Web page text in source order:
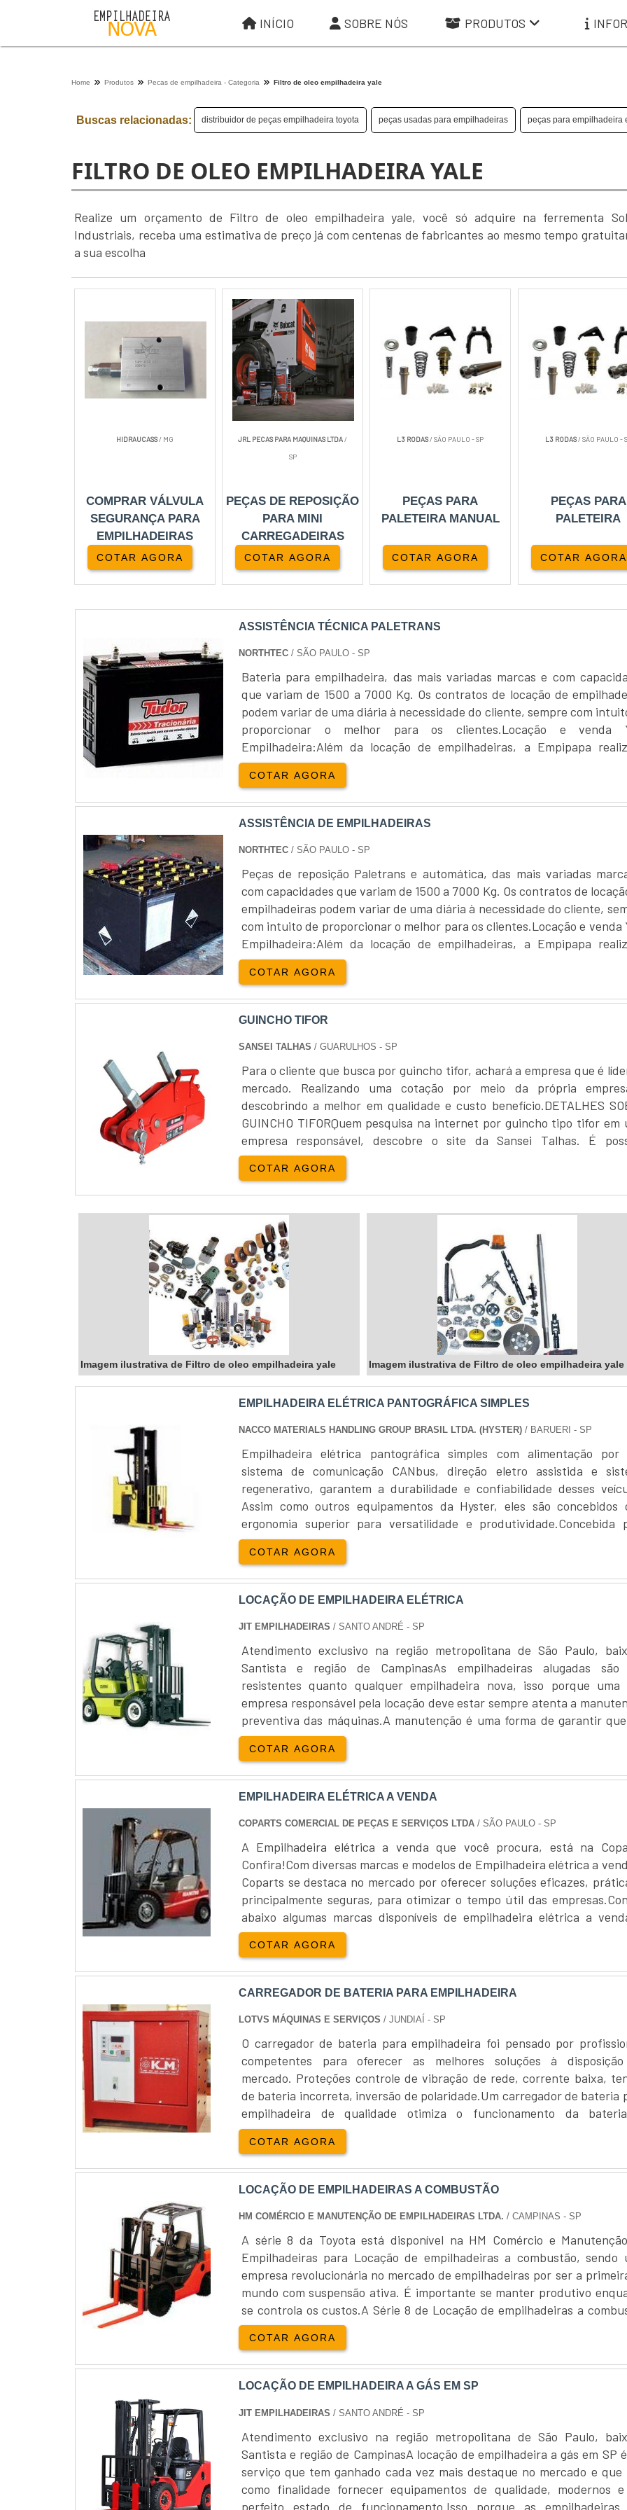
INÍCIO SOBRE NÓS PRODUTOS
Home Produtos Pecas de empilhadeira - Categoria Filtro de oleo empilhadeira yale
Buscas relacionadas: distribuidor de peças empilhadeira toyota peças usadas para empilhadeiras peças para empilhadeira
FILTRO DE OLEO EMPILHADEIRA YALE
Realize um orçamento de Filtro de oleo empilhadeira yale, você só adquire na ferrementa
Industriais, receba uma estimativa de preço já com centenas de fabricantes ao mesmo tempo
a sua escolha
HIDRAUCASS/ MG
COMPRAR VÁLVULA
SEGURANÇA PARA
EMPILHADEIRAS
COTAR AGORA
JRL PECAS PARA MAQUINAS LTDA/
SP
PEÇAS DE REPOSIÇÃO
PARA MINI
CARREGADEIRAS
COTAR AGORA
L3 RODAS/ SÃO PAULO - SP
PEÇAS PARA
PALETEIRA MANUAL
COTAR AGORA
L3 RODAS/ SÃO PAULO -
PEÇAS PARA
PALETEIRA
COTAR AGORA
ASSISTÊNCIA TÉCNICA PALETRANS
NORTHTEC / SÃO PAULO - SP
Bateria para empilhadeira, das mais variadas marcas e com
que variam de 1500 a 7000 Kg. Os contratos de locação de
podem variar de uma diária à necessidade do cliente, sempre com
proporcionar o melhor para os clientes.Locação e venda
Empilhadeira:Além da locação de empilhadeiras, a Empipapa
venda de empilhadeira...
COTAR AGORA
ASSISTÊNCIA DE EMPILHADEIRAS
NORTHTEC / SÃO PAULO - SP
Peças de reposição Paletrans e automática, das mais variadas
com capacidades que variam de 1500 a 7000 Kg. Os contratos de
empilhadeiras podem variar de uma diária à necessidade do cliente,
com intuito de proporcionar o melhor para os clientes.Locação e venda
Empilhadeira:Além da locação de empilhadeiras, a Empipapa
venda de empilhadeira...
COTAR AGORA
GUINCHO TIFOR
SANSEI TALHAS / GUARULHOS - SP
Para o cliente que busca por guincho tifor, achará a empresa que é
mercado. Realizando uma cotação por meio da própria
descobrindo a melhor em qualidade e custo benefício.DETALHES
GUINCHO TIFORQuem pesquisa na internet por guincho tipo tifor em
empresa responsável, descobre o site da Sansei Talhas. É
encontrar guincho mecânico 2 toneladas e empilhadeira elétrica
oferecendo o que há de melhor n...
COTAR AGORA
Imagem ilustrativa de Filtro de oleo empilhadeira yale Imagem ilustrativa de Filtro de oleo empilhadeira yale
EMPILHADEIRA ELÉTRICA PANTOGRÁFICA SIMPLES
NACCO MATERIALS HANDLING GROUP BRASIL LTDA. (HYSTER)/ BARUERI - SP
Empilhadeira elétrica pantográfica simples com alimentação por
sistema de comunicação CANbus, direção eletro assistida e
regenerativo, garantem a durabilidade e confiabilidade desses
Assim como outros equipamentos da Hyster, eles são concebidos
ergonomia superior para versatilidade e produtividade.Concebida
utilização interna, a Empilhadeira elétrica pantográfica simples é ideal
uma variedade de aplicações,....
COTAR AGORA
LOCAÇÃO DE EMPILHADEIRA ELÉTRICA
JIT EMPILHADEIRAS / SANTO ANDRÉ - SP
Atendimento exclusivo na região metropolitana de São Paulo,
Santista e região de CampinasAs empilhadeiras alugadas são
resistentes quanto qualquer empilhadeira nova, isso porque uma
empresa responsável pela locação deve estar sempre atenta a
preventiva das máquinas.A manutenção é uma forma de garantir
realizar a locação de empilhadeira elétrica, todas as máquinas possam
sempre funcionando em perfeitas condições de uso, e que se tenha
atendimento rápido, caso ocorra alguma falha inesperada na máquina.
quando se busca alugar empilhadeira, além de se eximir da necessidade
equipamento.DETALHES FUNDAMENTAIS SOBRE O
custo-benefício;Equipamentos de alta qualidade;O produto pode ser
em diversas situações;Entre outros.A MELHOR LOCAÇÃO
EMPILHADEIRA ELÉTRICA DO MERCADOA JIT Empilhadeiras é
empresa preocupada em desenvolver produtos e serviços com a mais
qualidade, buscando a excelência nos serviços e o atendimento ao
Tudo isso para solucionar quaisquer eventualidades em
equipamentos, como também aperfeiçoar os processos para
qualidade possa ser contínuo, a empresa investe na atualização de
profissionais. .
COTAR AGORA
EMPILHADEIRA ELÉTRICA A VENDA
COPARTS COMERCIAL DE PEÇAS E SERVIÇOS LTDA/ SÃO PAULO - SP
A Empilhadeira elétrica a venda que você procura, está na
Confira!Com diversas marcas e modelos de Empilhadeira elétrica a
Coparts se destaca no mercado por oferecer soluções eficazes,
principalmente seguras, para otimizar o tempo útil das
abaixo algumas marcas disponíveis de empilhadeira elétrica a
Toyota, - Mitsubishi, - Nissan, - Komatsu, - Doosan, - Linde, - Still, -
Hangcha, -....
COTAR AGORA
CARREGADOR DE BATERIA PARA EMPILHADEIRA
LOTVS MÁQUINAS E SERVIÇOS / JUNDIAÍ - SP
O carregador de bateria para empilhadeira foi pensado por
competentes para oferecer as melhores soluções à
mercado. Proteções controle de vibração de rede, corrente baixa,
de bateria incorreta, inversão de polaridade.Um carregador de bateria
empilhadeira de qualidade otimiza o funcionamento da
consequentemente, do próprio equipamento que ela recarrega.Mais
empresaDispõem de uma equipe....
COTAR AGORA
LOCAÇÃO DE EMPILHADEIRAS A COMBUSTÃO
HM COMÉRCIO E MANUTENÇÃO DE EMPILHADEIRAS LTDA. / CAMPINAS - SP
A série 8 da Toyota está disponível na HM Comércio e
Empilhadeiras para Locação de empilhadeiras a combustão, sendo
empresa revolucionária no mercado de empilhadeiras por ser a
mundo com suspensão ativa. É importante se manter produtivo
se controla os custos.A Série 8 de Locação de empilhadeiras a
mostra todo seu potencial com baixo custo e facilidade de
durabilidade e confiabilidade....
COTAR AGORA
LOCAÇÃO DE EMPILHADEIRA A GÁS EM SP
JIT EMPILHADEIRAS / SANTO ANDRÉ - SP
Atendimento exclusivo na região metropolitana de São Paulo,
Santista e região de CampinasA locação de empilhadeira a gás em SP
serviço que tem ganhado cada vez mais destaque no mercado e que
como finalidade fornecer equipamentos de qualidade, modernos
perfeito estado de funcionamento.Isso porque as empilhadeiras